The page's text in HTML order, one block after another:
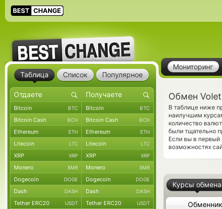
Мониторинг
Обмен Volet
В таблице ниже
наилучшим
количество
были тщательно
Если вы в первый
возможностях
Курсы обмена
Обменник
Таблица Список Популярное
Bitcoin BTC Bitcoin BTC
Bitcoin Cash BCH Bitcoin Cash BCH
Ethereum ETH Ethereum ETH
Litecoin LTC Litecoin LTC
XRP XRP XRP XRP
Monero XMR Monero XMR
Dogecoin DOGE Dogecoin DOGE
Dash DASH Dash DASH
Tether ERC20 USDT Tether ERC20 USDT